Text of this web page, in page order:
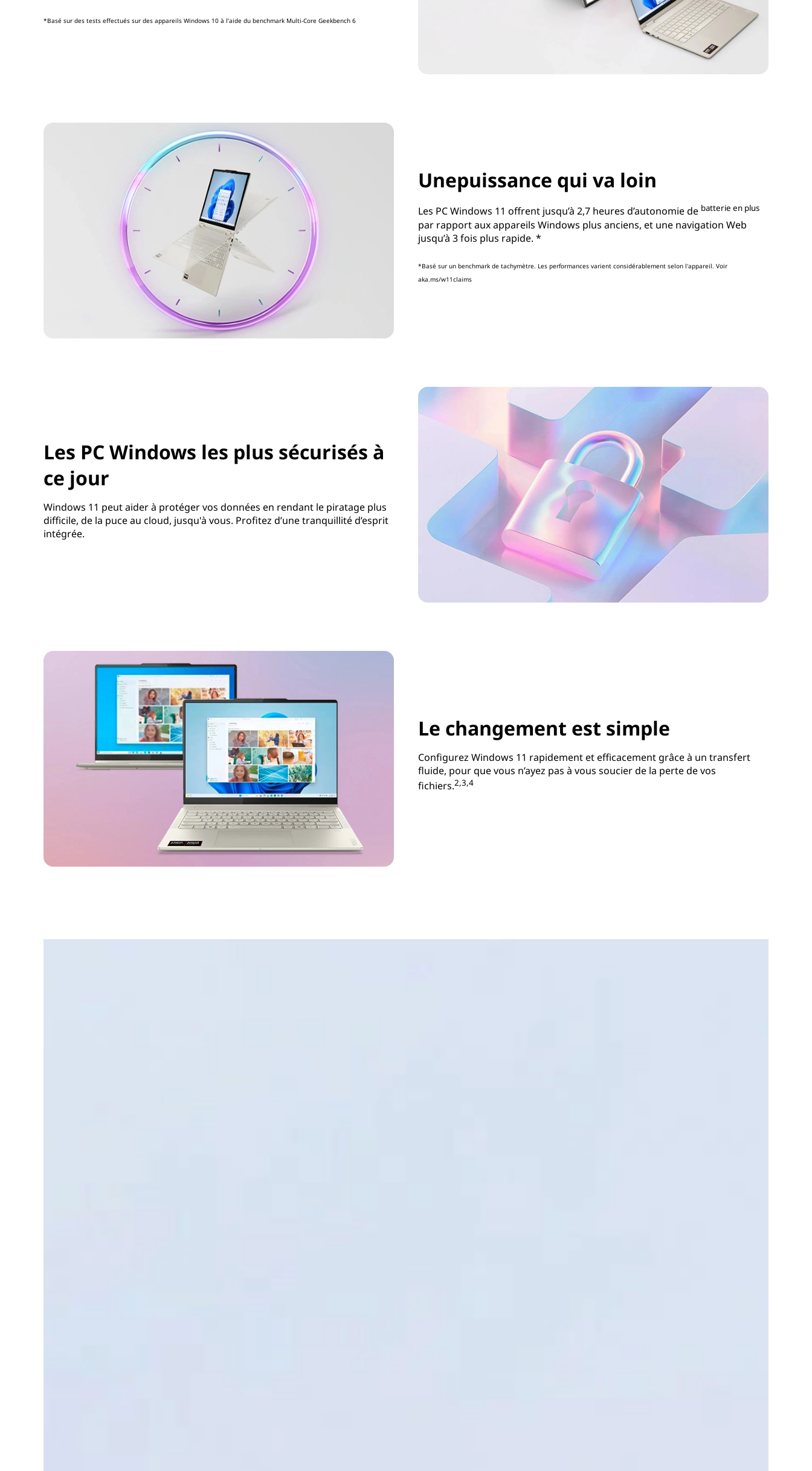
*Basé sur des tests effectués sur des appareils Windows 10 à l’aide du benchmark Multi-Core Geekbench 6
Unepuissance qui va loin
Les PC Windows 11 offrent jusqu’à 2,7 heures d’autonomie de batterie en plus
par rapport aux appareils Windows plus anciens, et une navigation Web
jusqu’à 3 fois plus rapide. *
*Basé sur un benchmark de tachymètre. Les performances varient considérablement selon l'appareil. Voir
aka.ms/w11claims
Les PC Windows les plus sécurisés à
ce jour
Windows 11 peut aider à protéger vos données en rendant le piratage plus
difficile, de la puce au cloud, jusqu'à vous. Profitez d’une tranquillité d’esprit
intégrée.
Le changement est simple
Configurez Windows 11 rapidement et efficacement grâce à un transfert
fluide, pour que vous n’ayez pas à vous soucier de la perte de vos
fichiers.2,3,4